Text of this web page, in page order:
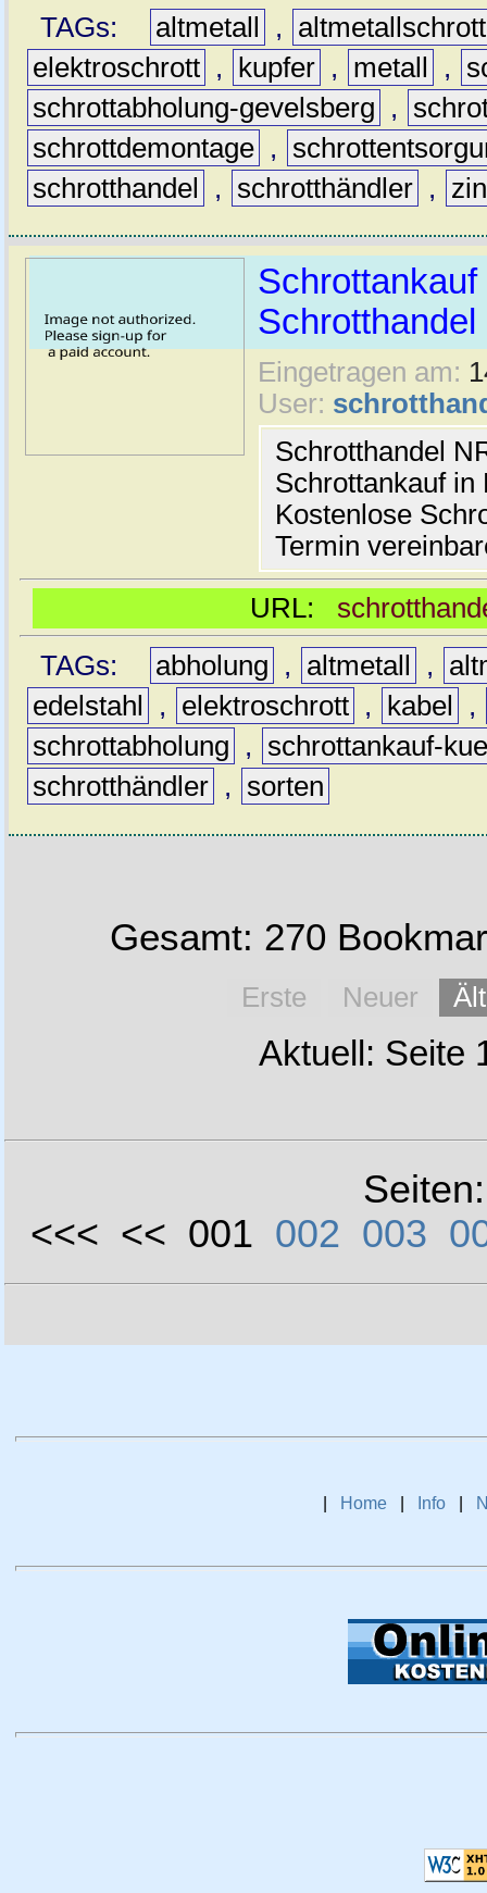
TAGs:
altmetall ,
altmetallschrott
elektroschrott , kupfer , metall ,
schrottabholung-gevelsberg
,
schrottdemontage ,
schrotthandel
, schrotthändler ,
Schrotthandel
Eingetragen am:
User:
Schrotthandel
Schrottankauf in
Kostenlose
Termin
URL:
TAGs:
abholung , altmetall ,
edelstahl
, elektroschrott , kabel
,
schrottabholung
,
schrottankauf-
schrotthändler , sorten
Gesamt: 270
Erste Neuer
Aktuell: Seite
<<< << 001 002 003
Home Info